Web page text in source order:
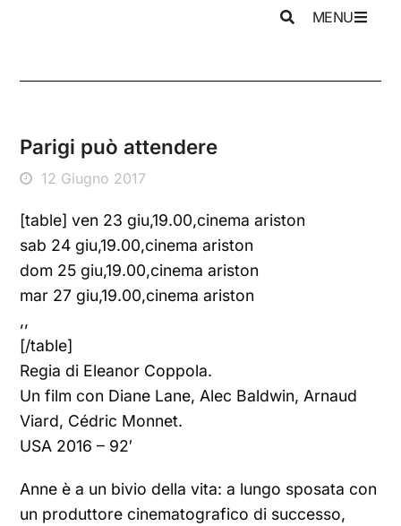
MENU
Parigi può attendere
12 Giugno 2017
[table] ven 23 giu,19.00,cinema ariston
sab 24 giu,19.00,cinema ariston
dom 25 giu,19.00,cinema ariston
mar 27 giu,19.00,cinema ariston
,,
[/table]
Regia di Eleanor Coppola.
Un film con Diane Lane, Alec Baldwin, Arnaud
Viard, Cédric Monnet.
USA 2016 – 92′
Anne è a un bivio della vita: a lungo sposata con
un produttore cinematografico di successo,